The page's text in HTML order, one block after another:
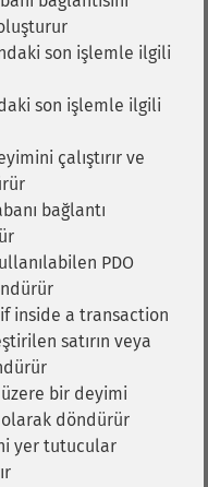
son işlemle ilgili
son işlemle ilgili
çalıştırır ve
bağlantı
PDO
inside a transaction
satırın veya
üzere bir deyimi
olarak döndürür
yer tutucular